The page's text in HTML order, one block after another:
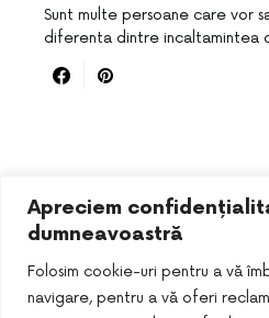
Apreciem
dumneavoastră
Folosim cookie-uri pentru a vă
navigare, pentru a vă oferi
Sunt multe persoane care vor
diferenta dintre incaltamintea